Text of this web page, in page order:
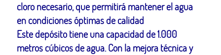
cloro necesario, que permitirá mantener el agua
en condiciones óptimas de calidad
Este depósito tiene una capacidad de 1.000
metros cúbicos de agua. Con la mejora técnica y